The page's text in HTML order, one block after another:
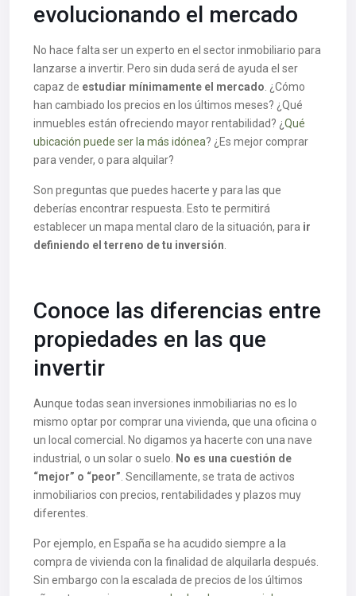
evolucionando el mercado
No hace falta ser un experto en el sector inmobiliario para
lanzarse a invertir. Pero sin duda será de ayuda el ser
capaz de estudiar mínimamente el mercado . ¿Cómo
han cambiado los precios en los últimos meses? ¿Qué
inmuebles están ofreciendo mayor rentabilidad? ¿Qué
ubicación puede ser la más idónea? ¿Es mejor comprar
para vender, o para alquilar?
Son preguntas que puedes hacerte y para las que
deberías encontrar respuesta. Esto te permitirá
establecer un mapa mental claro de la situación, para ir
definiendo el terreno de tu inversión
Conoce las diferencias entre
propiedades en las que
invertir
Aunque todas sean inversiones inmobiliarias no es lo
mismo optar por comprar una vivienda, que una oficina o
un local comercial. No digamos ya hacerte con una nave
industrial, o un solar o suelo.
No es una cuestión de
“mejor” o “peor” . Sencillamente, se trata de activos
inmobiliarios con precios, rentabilidades y plazos muy
diferentes.
Por ejemplo, en España se ha acudido siempre a la
compra de vivienda con la finalidad de alquilarla después.
Sin embargo con la escalada de precios de los últimos